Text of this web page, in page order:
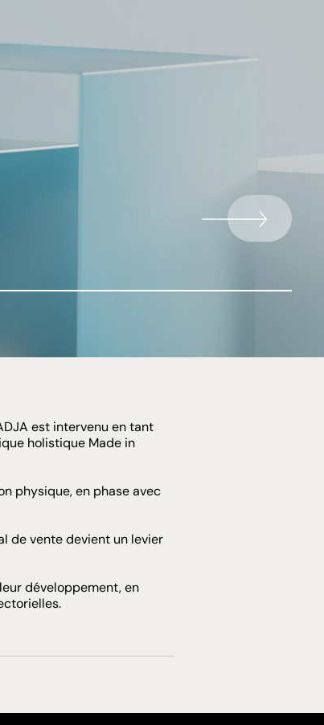
est intervenu en tant
holistique Made in
physique, en phase avec
de vente devient un levier
développement, en